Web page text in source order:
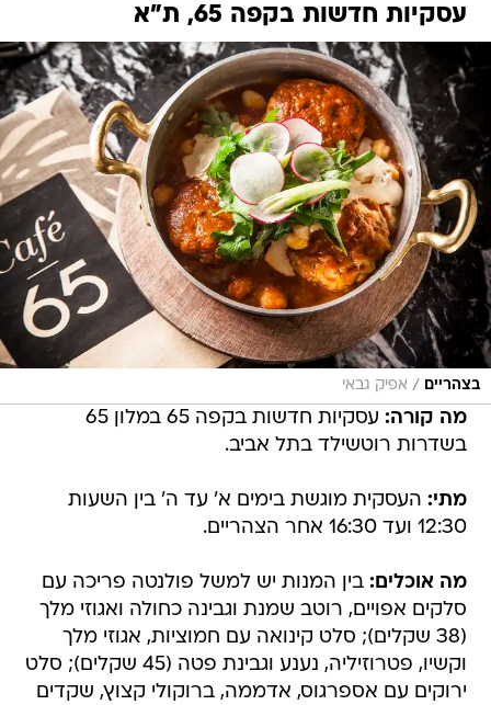
עסקיות חדשות בקפה 65, ת"א
בצהריים / אפיק גבאי
מה קורה:
עסקיות חדשות בקפה 65 במלון 65
בשדרות רוטשילד בתל אביב.
מתי: העסקית מוגשת בימים א' עד ה' בין השעות
12:30 ועד 16:30 אחר הצהריים.
מה אוכלים: בין המנות יש למשל פולנטה פריכה עם
סלקים אפויים, רוטב שמנת וגבינה כחולה ואגוזי מלך
(38 שקלים); סלט קינואה עם חמוציות, אגוזי מלך
וקשיו, פטרוזיליה, נענע וגבינת פטה (45 שקלים); סלט
ירוקים עם אספרגוס, אדממה, ברוקולי קצוץ, שקדים